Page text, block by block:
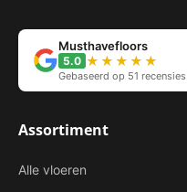
Musthavefloors
5.0 ★★★★★
Gebaseerd op 51 recensies
Assortiment
Alle vloeren